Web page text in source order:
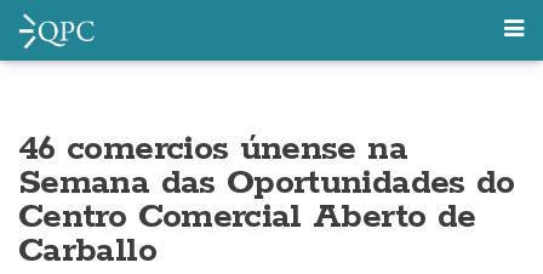
46 comercios únense na
Semana das Oportunidades do
Centro Comercial Aberto de
Carballo